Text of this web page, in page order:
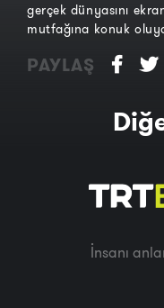
gerçek dünyasını
mutfağına konuk
PAYLAŞ
İnsanı